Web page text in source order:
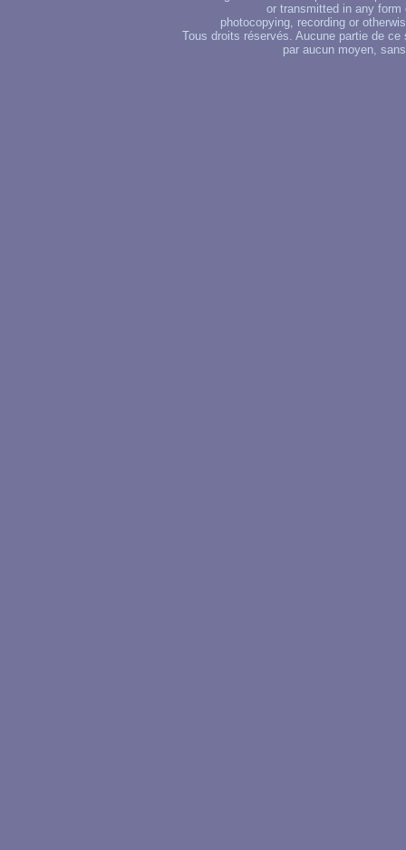
or transmitted in any
photocopying, recording or
Tous droits réservés. Aucune partie de
par aucun moyen,